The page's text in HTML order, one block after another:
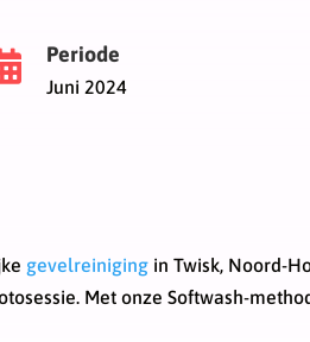
Periode
Juni 2024
gevelreiniging in Twisk, Noord-
Met onze Softwash-